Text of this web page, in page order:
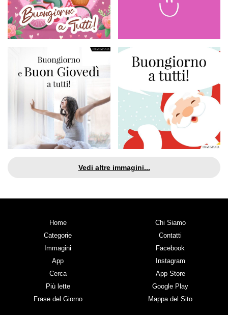
Vedi altre immagini...
Home
Categorie
Immagini
App
Cerca
Più lette
Frase del Giorno
Chi Siamo
Contatti
Facebook
Instagram
App Store
Google Play
Mappa del Sito